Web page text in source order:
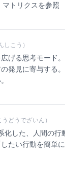
トリクスを参照
しこう）
げる思考モード
発見に寄与する
うどうでざいん）
化した、人間の行
たい行動を簡単